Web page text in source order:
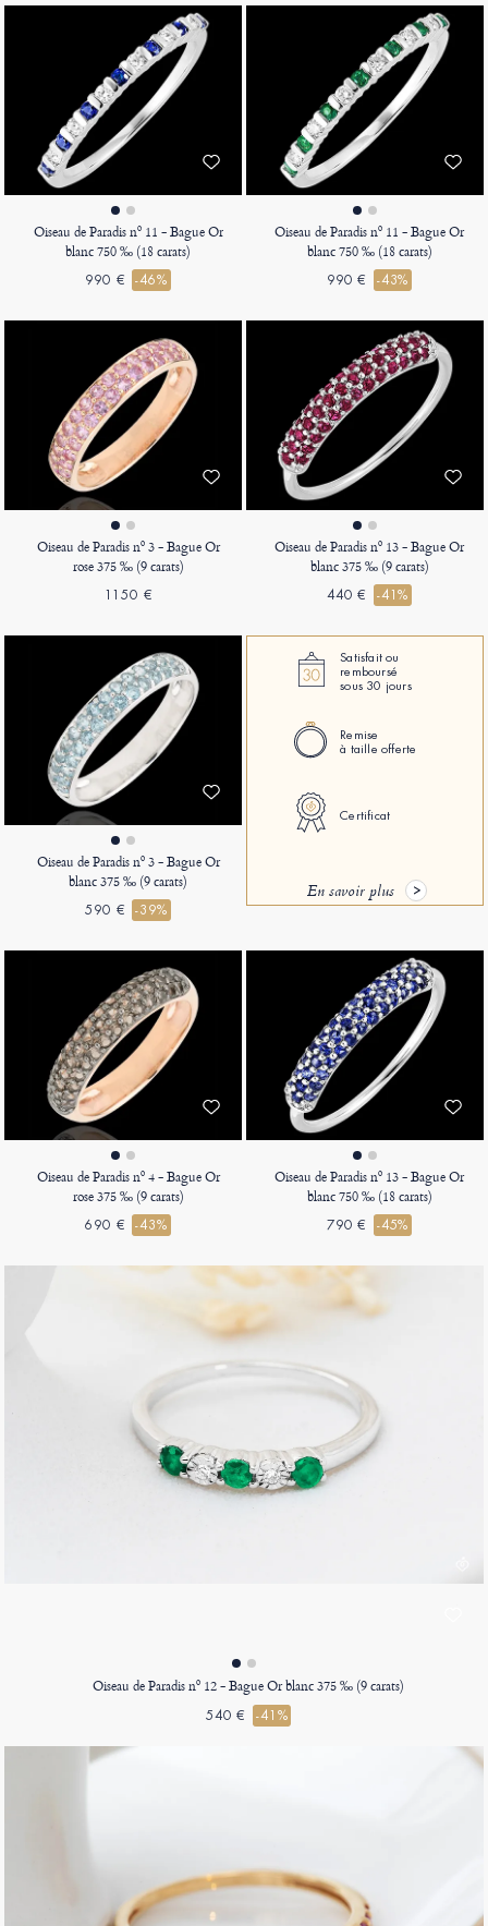
Oiseau de Paradis nº 11 - Bague Or
blanc 750 ‰ (18 carats)
990 € -46%
Oiseau de Paradis nº 11 - Bague Or
blanc 750 ‰ (18 carats)
990 € -43%
Oiseau de Paradis nº 3 - Bague Or
rose 375 ‰ (9 carats)
1150 €
Oiseau de Paradis nº 13 - Bague Or
blanc 375 ‰ (9 carats)
440 € -41%
Oiseau de Paradis nº 3 - Bague Or
blanc 375 ‰ (9 carats)
590 € -39%
Satisfait ou
remboursé
sous 30 jours
Remise
à taille offerte
Certificat
En savoir plus
Oiseau de Paradis nº 4 - Bague Or
rose 375 ‰ (9 carats)
690 € -43%
Oiseau de Paradis nº 13 - Bague Or
blanc 750 ‰ (18 carats)
790 € -45%
Oiseau de Paradis nº 12 - Bague Or blanc 375 ‰ (9 carats)
540 € -41%